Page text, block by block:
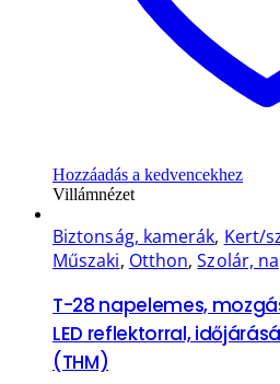
Hozzáadás a kedvencekhez
Villámnézet
Biztonság, kamerák, Kert/
Műszaki, Otthon,Szolár,
T-28 napelemes,
LED reflektorral,
(THM)